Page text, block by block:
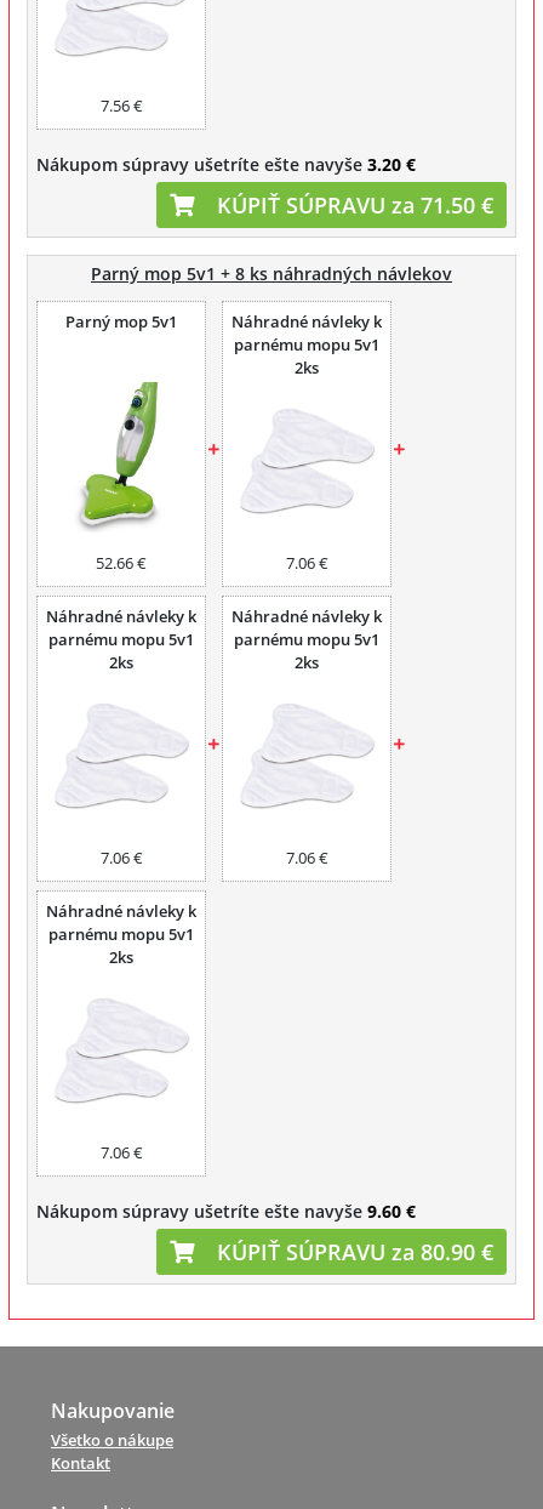
7.56 €
Nákupom súpravy ušetríte ešte navyše 3.20 €
KÚPIŤ SÚPRAVU za 71.50 €
Parný mop 5v1 + 8 ks náhradných návlekov
Parný mop 5v1
52.66 €
Náhradné návleky k
parnému mopu 5v1
2ks
7.06 €
Náhradné návleky k
parnému mopu 5v1
2ks
7.06 €
Náhradné návleky k
parnému mopu 5v1
2ks
7.06 €
Náhradné návleky k
parnému mopu 5v1
2ks
7.06 €
Nákupom súpravy ušetríte ešte navyše 9.60 €
KÚPIŤ SÚPRAVU za 80.90 €
Nakupovanie
Všetko o nákupe
Kontakt